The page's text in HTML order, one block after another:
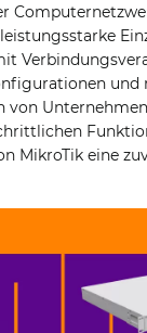
und
MikroTik eine